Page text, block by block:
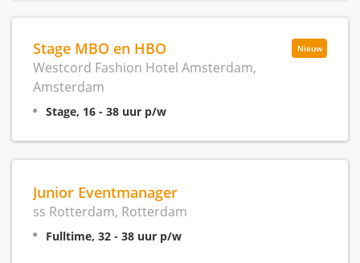
Nieuw
Stage MBO en HBO
Westcord Fashion Hotel Amsterdam,
Amsterdam
Stage, 16 - 38 uur p/w
Junior Eventmanager
ss Rotterdam, Rotterdam
Fulltime, 32 - 38 uur p/w